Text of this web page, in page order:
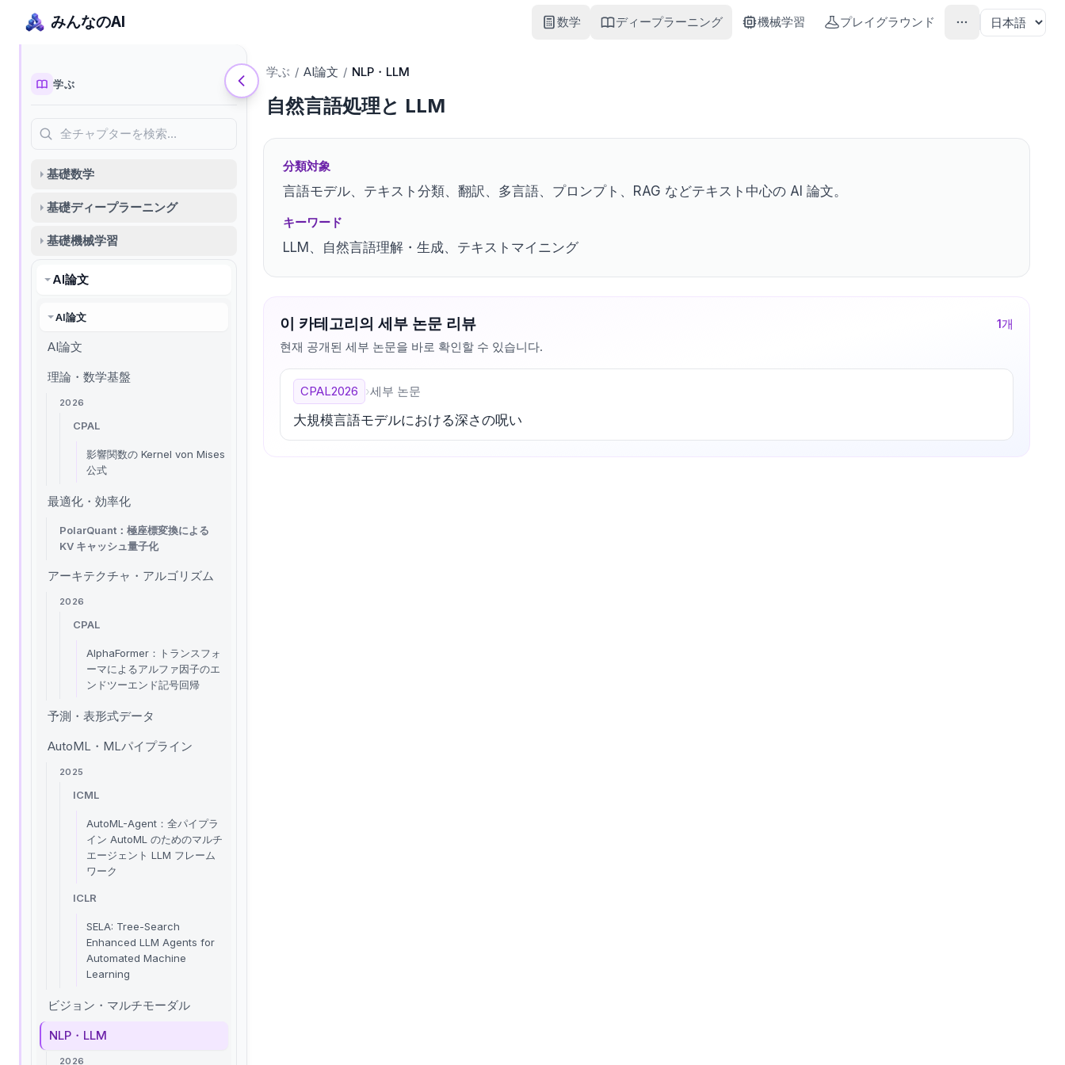
みんなのAI 数学 ディープラーニング 機械学習 プレイグラウンド
学ぶ
全チャプターを検索…
基礎数学
基礎ディープラーニング
基礎機械学習
AI論文
AI論文
AI論文
理論・数学基盤
2026
CPAL
影響関数の Kernel von Mises
公式
最適化・効率化
PolarQuant：極座標変換による
KV キャッシュ量子化
アーキテクチャ・アルゴリズム
2026
CPAL
AlphaFormer：トランスフォ
ーマによるアルファ因子のエ
ンドツーエンド記号回帰
予測・表形式データ
AutoML・MLパイプライン
2025
ICML
AutoML-Agent：全パイプラ
イン AutoML のためのマルチ
エージェント LLM フレーム
ワーク
ICLR
SELA: Tree-Search
Enhanced LLM Agents for
Automated Machine
Learning
ビジョン・マルチモーダル
NLP・LLM
2026
学ぶ / AI論文 / NLP・LLM
自然言語処理と LLM
分類対象
言語モデル、テキスト分類、翻訳、多言語、プロンプト、RAG などテキスト中心の AI 論文。
キーワード
LLM、自然言語理解・生成、テキストマイニング
이 카테고리의 세부 논문 리뷰 1개
현재 공개된 세부 논문을 바로 확인할 수 있습니다.
CPAL2026 ›세부 논문
大規模言語モデルにおける深さの呪い